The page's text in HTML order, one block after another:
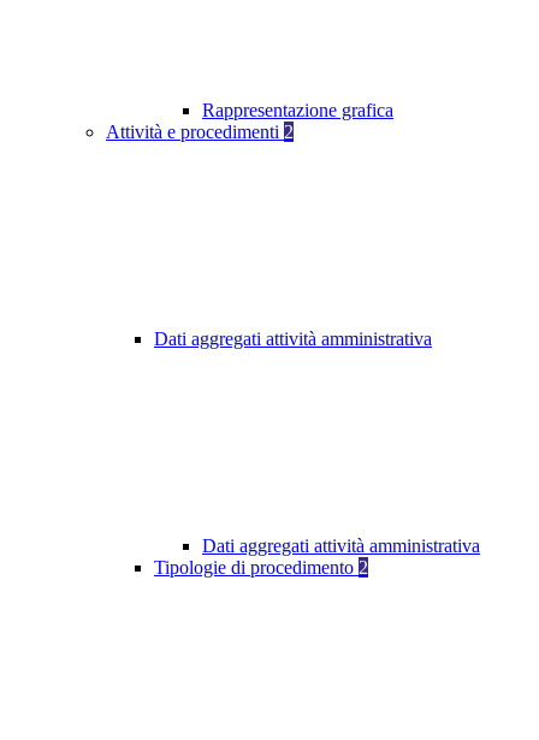
Rappresentazione grafica
Attività e procedimenti 2
Dati aggregati attività amministrativa
Dati aggregati attività amministrativa
Tipologie di procedimento 2